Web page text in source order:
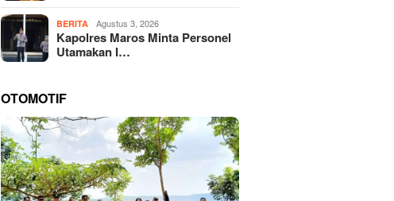
BERITA Agustus 3, 2026
Kapolres Maros Minta Personel
Utamakan I…
OTOMOTIF